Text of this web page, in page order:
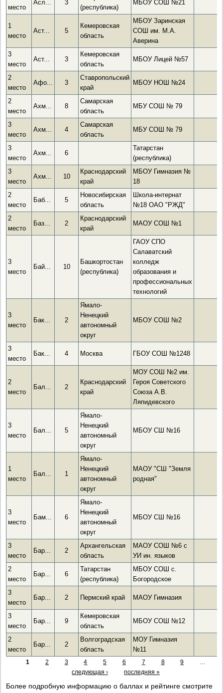
место
Асл... 3
(республика)
МБОУ СОШ №21
1
место
Аст... 5
Кемеровская
область
МБОУ Заринская
СОШ им. М.А.
Аверина
3
место
Аст... 3
Кемеровская
область
МБОУ Лицей №57
2
место
Афо... 3
Ставропольский
край
МБОУ НОШ №24
2
место
Ахм... 8
Самарская
область
МБУ СОШ № 79
3
место
Ахм... 4
Самарская
область
МБУ СОШ № 79
3
место
Ахм... 6
Татарстан
(республика)
3
место
Ахм... 10
Краснодарский
край
МБОУ Гимназия №
18
2
место
Баб... 5
Новосибирская
область
Школа-интернат
№18 ОАО "РЖД"
2
место
Баз... 2
Краснодарский
край
МАОУ СОШ №1
3
место
Бай... 10
Башкортостан
(республика)
ГАОУ СПО
Салаватский
колледж
образования и
профессиональных
технологий
3
место
Бак... 2
Ямало-
Ненецкий
автономный
округ
МБОУ СОШ №2
3
место
Бак... 4 Москва ГБОУ СОШ №1248
2
место
Бал... 2
Краснодарский
край
МОУ СОШ №2 им.
Героя Советского
Союза А.В.
Ляпидевского
3
место
Бал... 5
Ямало-
Ненецкий
автономный
округ
МБОУ СШ №16
1
место
Бал... 1
Ямало-
Ненецкий
автономный
округ
МАОУ "СШ "Земля
родная"
3
место
Бам... 6
Ямало-
Ненецкий
автономный
округ
МБОУ СШ №16
3
место
Бар... 2
Архангельская
область
МАОУ СОШ №6 с
УИ ин. языков
2
место
Бар... 6
Татарстан
(республика)
МБОУ СОШ с.
Богородское
3
место
Бар... 2 Пермский край МАОУ Гимназия
3
место
Бар... 9
Кемеровская
область
МБОУ СОШ №12
2
место
Бар... 2
Волгоградская
область
МОУ Гимназия
№11
1 2 3 4 5 6 7 8 9
следующая ›
последняя »
Более подробную информацию о баллах и рейтинге смотрите